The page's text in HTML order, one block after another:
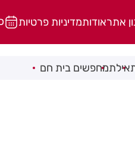
אתראודותמדיניות פרטיות
אילתמחפשים בית חם